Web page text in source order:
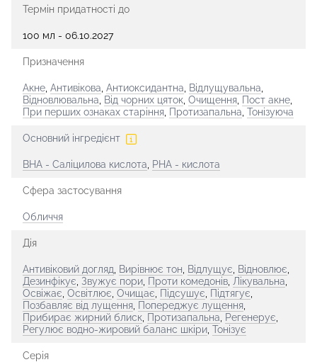
Термін придатності до
100 мл - 06.10.2027
Призначення
Акне Антивікова Антиоксидантна Відлущувальна
Відновлювальна
Від чорних цяток Очищення Пост акне
При перших ознаках старіння Протизапальна Тонізуюча
Основний інгредієнт
BHA - Саліцилова кислота PHA - кислота
Сфера застосування
Обличчя
Дія
Антивіковий догляд Вирівнює тон Відлущує Відновлює
Дезинфікує Звужує пори Проти комедонів Лікувальна
Освіжає Освітлює Очищає Підсушує Підтягує
Позбавляє від лущення Попереджує лущення
Прибирає жирний блиск Протизапальна Регенерує
Регулює водно-жировий баланс шкіри Тонізує
Серія